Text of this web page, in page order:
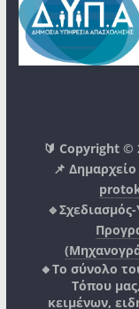
🔰 Copyright
📌
🔸Το σύνολο
Τόπου
κειμένων,